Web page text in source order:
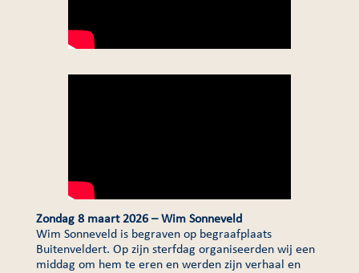
Zondag 8 maart 2026 – Wim Sonneveld
Wim Sonneveld is begraven op begraafplaats
Buitenveldert. Op zijn sterfdag organiseerden wij een
middag om hem te eren en werden zijn verhaal en